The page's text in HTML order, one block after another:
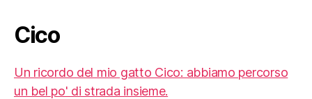
Cico
Un ricordo del mio gatto Cico: abbiamo percorso
un bel po' di strada insieme.